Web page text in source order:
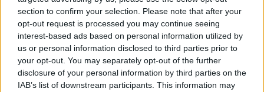
section to confirm your selection. Please note that after your
opt-out request is processed you may continue seeing
interest-based ads based on personal information utilized by
us or personal information disclosed to third parties prior to
your opt-out. You may separately opt-out of the further
disclosure of your personal information by third parties on the
IAB’s list of downstream participants. This information may
Me lo dica, io non so dove andare. Forse in un
posto ben illuminato, dove si possa vedere
bene la gente. E fra un po', lei dovrà imparare
qualche parola di mandarino. C'è un rispetto
per Pompei e per il Colosseo...». Lei ora torna
a teatro con «Siamo nella m...» al Teatro Agorà
di Roma. Ma perché non fare, per questo suo